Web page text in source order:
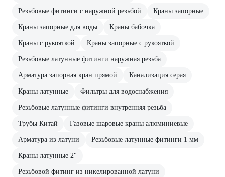
Резьбовые фитинги с наружной резьбой Краны запорные
Краны запорные для воды Краны бабочка
Краны с рукояткой Краны запорные с рукояткой
Резьбовые латунные фитинги наружная резьба
Арматура запорная кран прямой Канализация серая
Краны латунные Фильтры для водоснабжения
Резьбовые латунные фитинги внутренняя резьба
Трубы Китай Газовые шаровые краны алюминиевые
Арматура из латуни Резьбовые латунные фитинги 1 мм
Краны латунные 2"
Резьбовой фитинг из никелированной латуни